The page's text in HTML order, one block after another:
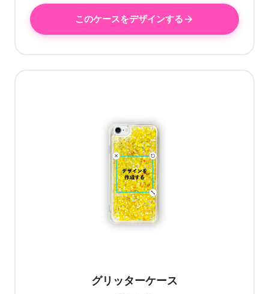
このケースをデザインする
グリッターケース